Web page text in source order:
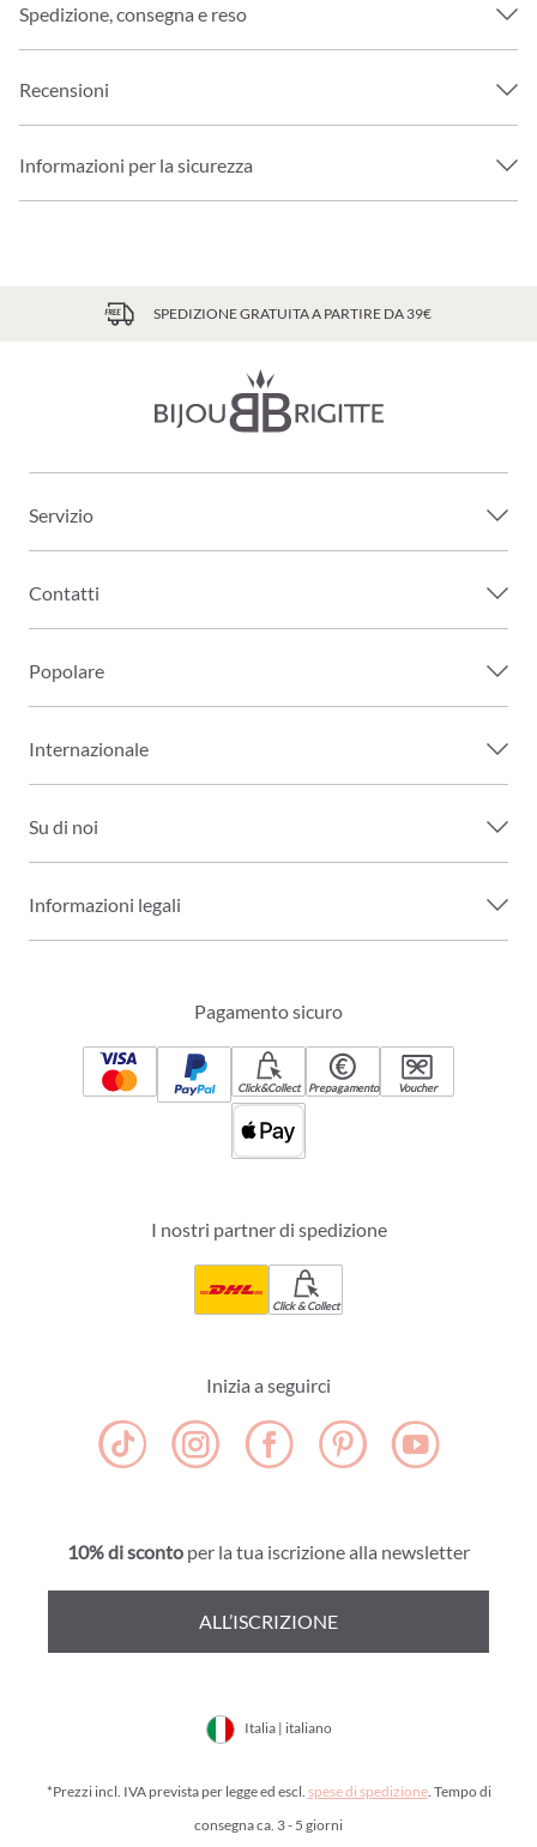
Spedizione, consegna e reso
Recensioni
Informazioni per la sicurezza
SPEDIZIONE GRATUITA A PARTIRE DA 39€
Servizio
Contatti
Popolare
Internazionale
Su di noi
Informazioni legali
Pagamento sicuro
Click&Collect Prepagamento Voucher
I nostri partner di spedizione
Click & Collect
Inizia a seguirci
10% di sconto per la tua iscrizione alla newsletter
ALL’ISCRIZIONE
Italia | italiano
*Prezzi incl. IVA prevista per legge ed escl. spese di spedizione. Tempo di
consegna ca. 3 - 5 giorni